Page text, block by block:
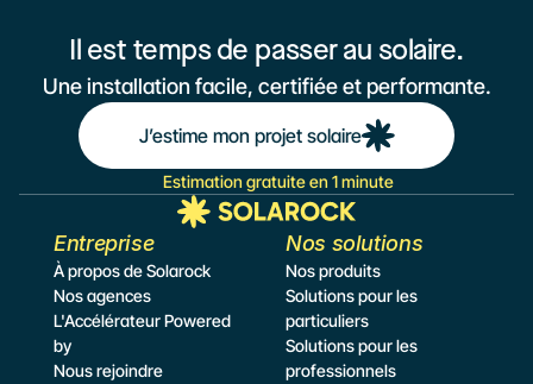
Il est temps de passer au solaire.
Une installation facile, certifiée et performante.
J’estime mon projet solaire
Estimation gratuite en 1 minute
Entreprise
À propos de Solarock
Nos agences
L'Accélérateur Powered
by
Nous rejoindre
Nos solutions
Nos produits
Solutions pour les
particuliers
Solutions pour les
professionnels